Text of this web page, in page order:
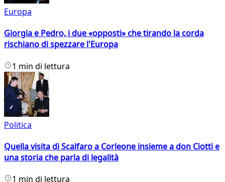
Europa
Giorgia e Pedro, i due «opposti» che tirando la corda
rischiano di spezzare l'Europa
1 min di lettura
Politica
Quella visita di Scalfaro a Corleone insieme a don Ciotti e
una storia che parla di legalità
1 min di lettura